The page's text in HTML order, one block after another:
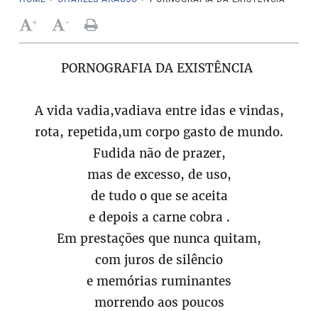
+ -
PORNOGRAFIA DA EXISTÊNCIA
A vida vadia,vadiava entre idas e vindas,
rota, repetida,um corpo gasto de mundo.
Fudida não de prazer,
mas de excesso, de uso,
de tudo o que se aceita
e depois a carne cobra .
Em prestações que nunca quitam,
com juros de silêncio
e memórias ruminantes
morrendo aos poucos